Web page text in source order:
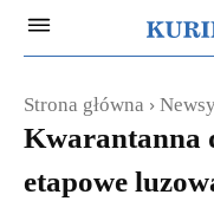
Strona główna
Kwarantanna
etapowe